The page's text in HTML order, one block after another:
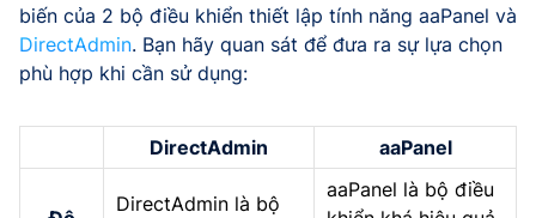
biến của 2 bộ điều khiển thiết lập tính năng aaPanel và
DirectAdmin. Bạn hãy quan sát để đưa ra sự lựa chọn
phù hợp khi cần sử dụng:
DirectAdmin aaPanel
DirectAdmin là bộ
aaPanel là bộ điều